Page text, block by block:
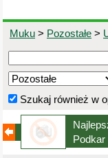
Muku > Pozostałe >
Szukaj również w
Podkar